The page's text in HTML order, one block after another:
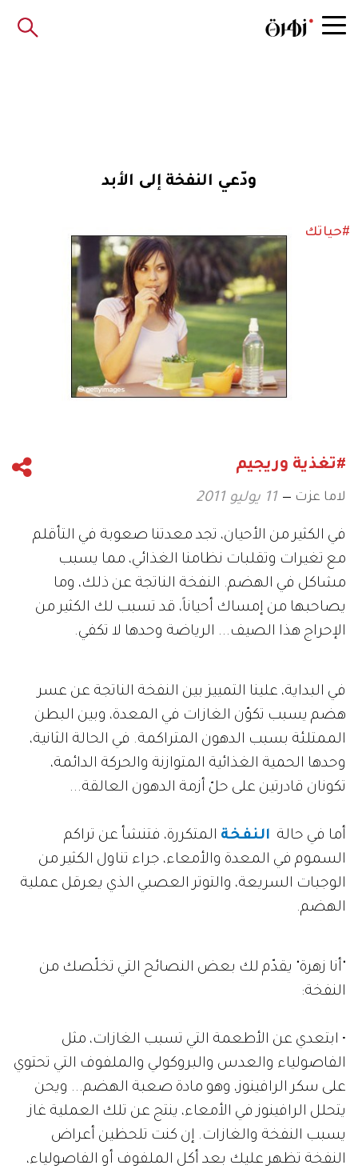
ودّعي النفخة إلى الأبد
#حياتك
#تغذية وريجيم
لاما عزت 11 يوليو 2011
في الكثير من الأحيان، تجد معدتنا صعوبة في التأقلم
مع تغيرات وتقلبات نظامنا الغذائي، مما يسبب
مشاكل في الهضم. النفخة الناتجة عن ذلك، وما
يصاحبها من إمساك أحياناً، قد تسبب لك الكثير من
الإحراج هذا الصيف... الرياضة وحدها لا تكفي.
في البداية، علينا التمييز بين النفخة الناتجة عن عسر
هضم يسبب تكوّن الغازات في المعدة، وبين البطن
الممتلئة بسبب الدهون المتراكمة. في الحالة الثانية،
وحدها الحمية الغذائية المتوازنة والحركة الدائمة،
تكونان قادرتين على حلّ أزمة الدهون العالقة...
أما في حالة النفخة المتكررة، فتنشأ عن تراكم
السموم في المعدة والأمعاء، جراء تناول الكثير من
الوجبات السريعة، والتوتر العصبي الذي يعرقل عملية
الهضم.
"أنا زهرة" يقدّم لك بعض النصائح التي تخلّصك من
النفخة:
• ابتعدي عن الأطعمة التي تسبب الغازات، مثل
الفاصولياء والعدس والبروكولي والملفوف التي تحتوي
على سكر الرافينوز، وهو مادة صعبة الهضم... ويحن
يتحلل الرافينوز في الأمعاء، ينتج عن تلك العملية غاز
يسبب النفخة والغازات. إن كنت تلحظين أعراض
النفخة تظهر عليك بعد أكل الملفوف أو الفاصولياء،